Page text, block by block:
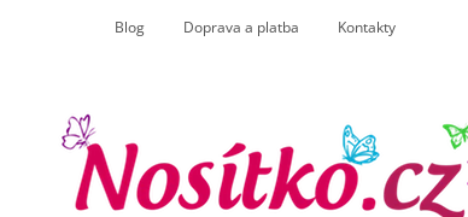
Blog Doprava a platba Kontakty
HLEDAT